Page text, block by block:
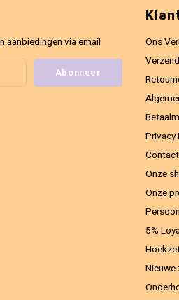
aanbiedingen via email
Abonneer
Ons
Privacy
Onze
Onze
5%